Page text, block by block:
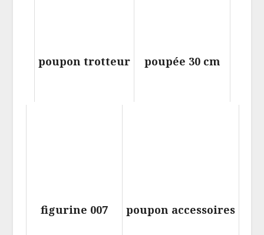
poupon trotteur poupée 30 cm
figurine 007 poupon accessoires